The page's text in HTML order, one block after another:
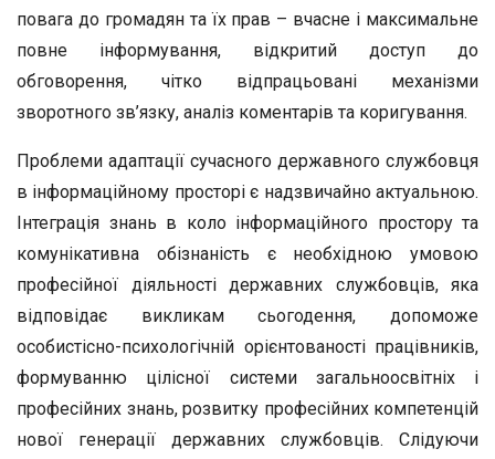
повага до громадян та їх прав – вчасне і максимальне
повне інформування, відкритий доступ до
обговорення, чітко відпрацьовані механізми
зворотного зв’язку, аналіз коментарів та коригування.
Проблеми адаптації сучасного державного службовця
в інформаційному просторі є надзвичайно актуальною.
Інтеграція знань в коло інформаційного простору та
комунікативна обізнаність є необхідною умовою
професійної діяльності державних службовців, яка
відповідає викликам сьогодення, допоможе
особистісно-психологічній орієнтованості працівників,
формуванню цілісної системи загальноосвітніх і
професійних знань, розвитку професійних компетенцій
нової генерації державних службовців. Слідуючи